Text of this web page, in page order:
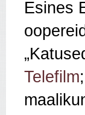
Esines
Telefilm